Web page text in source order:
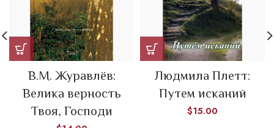
В.М. Журавлёв:
Велика верность
Твоя, Господи
Людмила Плетт:
Путем исканий
$15.00